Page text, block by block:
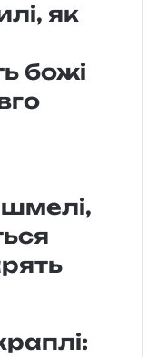
як
божі